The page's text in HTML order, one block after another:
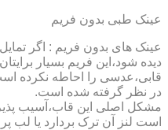
عینک طبی بدون فریم
عینک های بدون فریم : اگر
دیده شود،این فریم بسیار
قابی،عدسی را احاطه نکرده
در نظر گرفته شده است.
مشکل اصلی این قاب،آسیب
است لنز آن ترک بردارد یا لب